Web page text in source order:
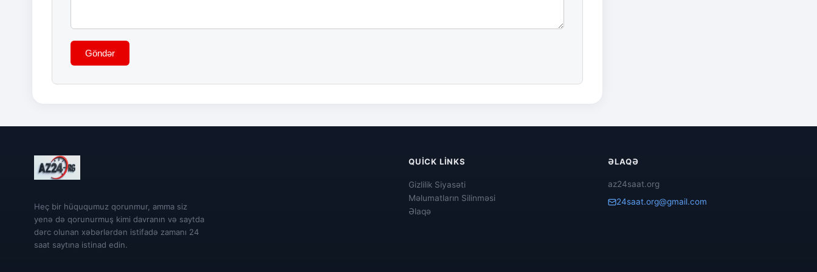
Göndər
Heç bir hüququmuz qorunmur, amma siz
yenə də qorunurmuş kimi davranın və saytda
dərc olunan xəbərlərdən istifadə zamanı 24
saat saytına istinad edin.
QUICK LINKS
Gizlilik Siyasəti
Məlumatların Silinməsi
Əlaqə
ƏLAQƏ
az24saat.org
24saat.org@gmail.com